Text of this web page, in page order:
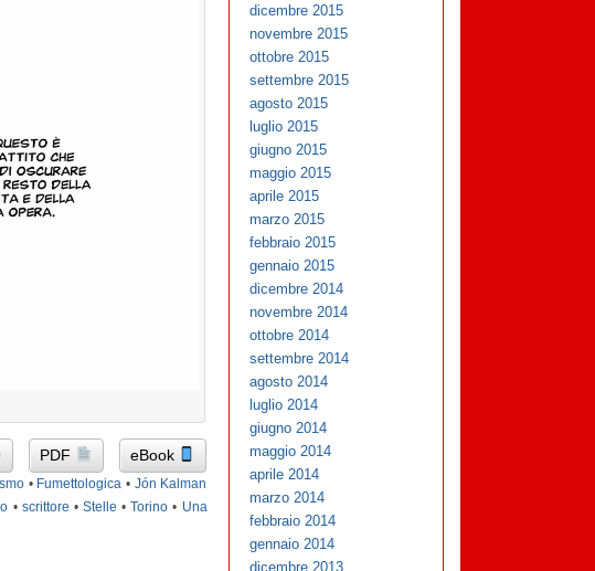
PDF eBook
• Fumettologica • Jón Kalman
• scrittore • Stelle •Torino • Una
dicembre 2015
novembre 2015
ottobre 2015
settembre 2015
agosto 2015
luglio 2015
giugno 2015
maggio 2015
aprile 2015
marzo 2015
febbraio 2015
gennaio 2015
dicembre 2014
novembre 2014
ottobre 2014
settembre 2014
agosto 2014
luglio 2014
giugno 2014
maggio 2014
aprile 2014
marzo 2014
febbraio 2014
gennaio 2014
dicembre 2013